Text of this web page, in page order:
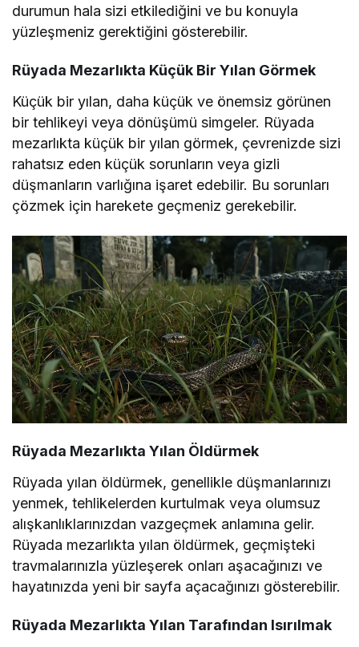
durumun hala sizi etkilediğini ve bu konuyla
yüzleşmeniz gerektiğini gösterebilir.
Rüyada Mezarlıkta Küçük Bir Yılan Görmek
Küçük bir yılan, daha küçük ve önemsiz görünen
bir tehlikeyi veya dönüşümü simgeler. Rüyada
mezarlıkta küçük bir yılan görmek, çevrenizde sizi
rahatsız eden küçük sorunların veya gizli
düşmanların varlığına işaret edebilir. Bu sorunları
çözmek için harekete geçmeniz gerekebilir.
Rüyada Mezarlıkta Yılan Öldürmek
Rüyada yılan öldürmek, genellikle düşmanlarınızı
yenmek, tehlikelerden kurtulmak veya olumsuz
alışkanlıklarınızdan vazgeçmek anlamına gelir.
Rüyada mezarlıkta yılan öldürmek, geçmişteki
travmalarınızla yüzleşerek onları aşacağınızı ve
hayatınızda yeni bir sayfa açacağınızı gösterebilir.
Rüyada Mezarlıkta Yılan Tarafından Isırılmak